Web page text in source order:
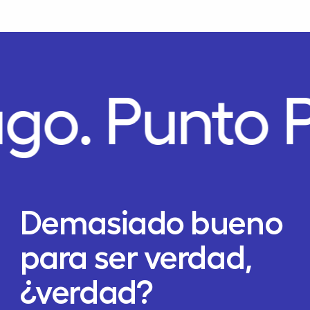
Punto
Demasiado bueno
para ser verdad,
¿verdad?